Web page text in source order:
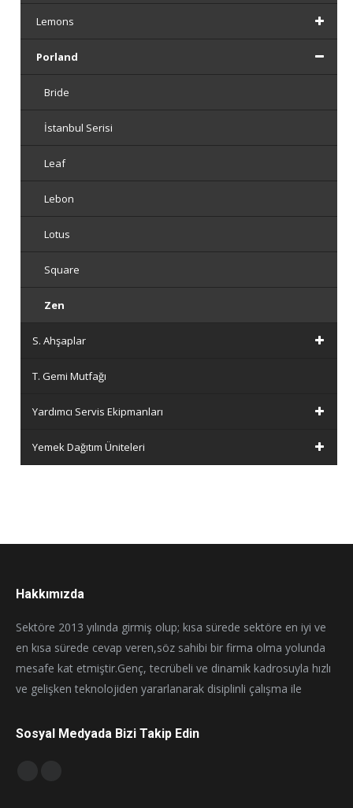
Lemons
Porland
Bride
İstanbul Serisi
Leaf
Lebon
Lotus
Square
Zen
S. Ahşaplar
T. Gemi Mutfağı
Yardımcı Servis Ekipmanları
Yemek Dağıtım Üniteleri
Hakkımızda
Sektöre 2013 yılında girmiş olup; kısa sürede sektöre en iyi ve
en kısa sürede cevap veren,söz sahibi bir firma olma yolunda
mesafe kat etmiştir.Genç, tecrübeli ve dinamik kadrosuyla hızlı
ve gelişken teknolojiden yararlanarak disiplinli çalışma ile
Sosyal Medyada Bizi Takip Edin